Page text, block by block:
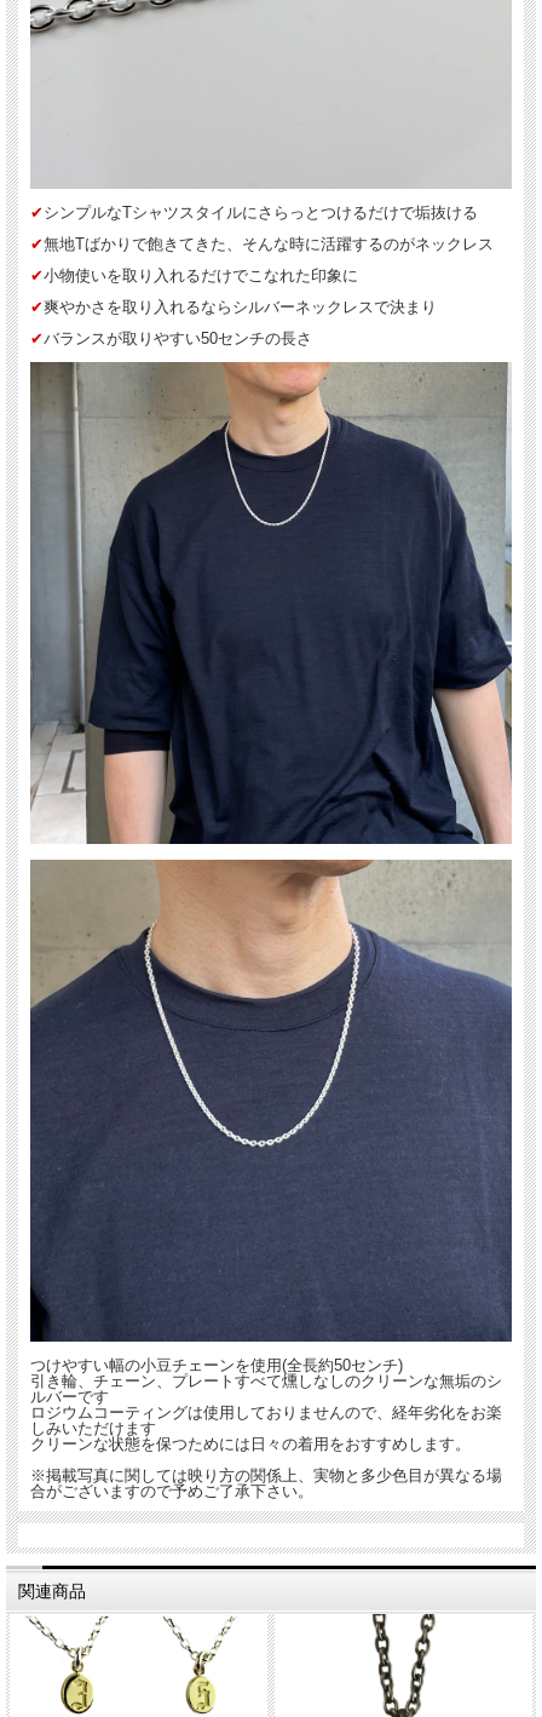
✔︎シンプルなTシャツスタイルにさらっとつけるだけで垢抜ける
✔︎無地Tばかりで飽きてきた、そんな時に活躍するのがネックレス
✔︎小物使いを取り入れるだけでこなれた印象に
✔︎爽やかさを取り入れるならシルバーネックレスで決まり
✔︎バランスが取りやすい50センチの長さ
つけやすい幅の小豆チェーンを使用(全長約50センチ)
引き輪、チェーン、プレートすべて燻しなしのクリーンな無垢のシ
ルバーです
ロジウムコーティングは使用しておりませんので、経年劣化をお楽
しみいただけます
クリーンな状態を保つためには日々の着用をおすすめします。
※掲載写真に関しては映り方の関係上、実物と多少色目が異なる場
合がございますので予めご了承下さい。
関連商品